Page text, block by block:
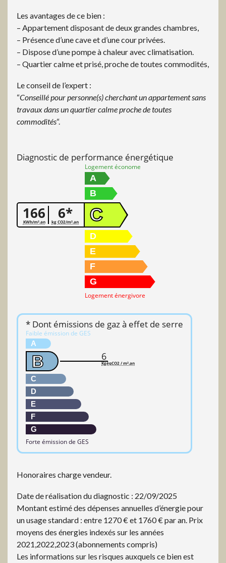
Les avantages de ce bien :
– Appartement disposant de deux grandes chambres,
– Présence d’une cave et d’une cour privées.
– Dispose d’une pompe à chaleur avec climatisation.
– Quartier calme et prisé, proche de toutes commodités,
Le conseil de l’expert :
“Conseillé pour personne(s) cherchant un appartement sans
travaux dans un quartier calme proche de toutes
commodités“.
Diagnostic de performance énergétique
166
KWh/m².an 6*
kg CO2/m².an
Logement économe
A
B
C
D
E
F
G
Logement énergivore
* Dont émissions de gaz à effet de serre
Faible émission de GES
A
B
C
D
E
F
G
Forte émission de GES
6
KgéqCO2 / m².an
Honoraires charge vendeur.
Date de réalisation du diagnostic : 22/09/2025
Montant estimé des dépenses annuelles d’énergie pour
un usage standard : entre 1270 € et 1760 € par an. Prix
moyens des énergies indexés sur les années
2021,2022,2023 (abonnements compris)
Les informations sur les risques auxquels ce bien est